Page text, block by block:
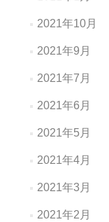
2021年10月
2021年9月
2021年7月
2021年6月
2021年5月
2021年4月
2021年3月
2021年2月